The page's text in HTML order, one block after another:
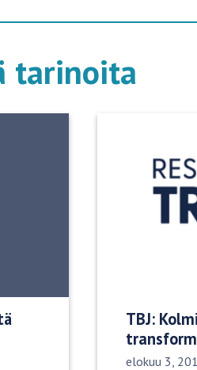
tarinoita
TBJ:
Julkaisupäivä:
elokuu 3,